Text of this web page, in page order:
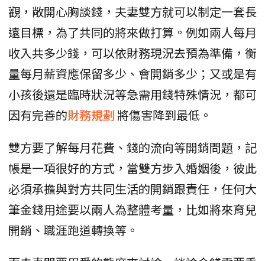
觀，敞開心胸談錢，夫妻雙方就可以制定一套長
遠目標，為了共同的將來做打算。例如兩人每月
收入共多少錢，可以依財務現況去預為準備，衡
量每月薪資應保留多少、會開銷多少；又或是有
小孩後還是臨時狀況等急需用錢特殊情況，都可
因有完善的財務規劃 將傷害降到最低。
雙方要了解每月花費、錢的流向等開銷問題，記
帳是一項很好的方式，當雙方步入婚姻後，彼此
必須承擔與對方共同生活的開銷跟責任，任何大
筆金錢用途要以兩人為整體考量，比如將來育兒
開銷、職涯跑道轉換等。